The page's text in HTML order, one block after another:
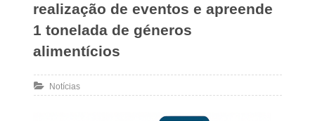
realização de eventos e apreende
1 tonelada de géneros
alimentícios
Notícias